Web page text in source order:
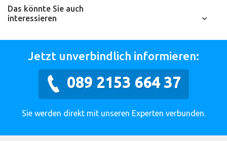
Das könnte Sie auch
interessieren
Jetzt unverbindlich informieren:
089 2153 664 37
Sie werden direkt mit unseren Experten verbunden.